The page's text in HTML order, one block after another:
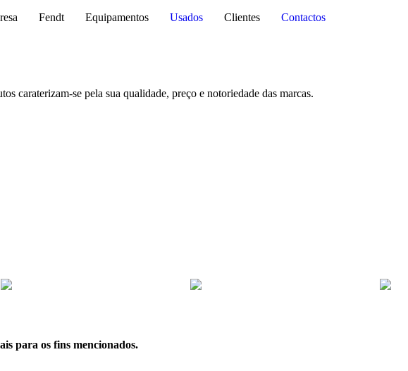
Fendt Equipamentos Usados Clientes Contactos
caraterizam-se pela sua qualidade, preço e notoriedade das marcas.
para os fins mencionados.